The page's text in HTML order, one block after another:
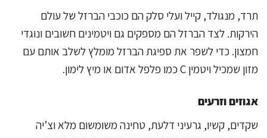
תרד, מנגולד, קייל ועלי סלק הם כוכבי הברזל של עולם
הירקות. לצד הברזל הם מספקים גם ויטמינים חשובים ונוגדי
חמצון. כדי לשפר את ספיגת הברזל מומלץ לשלב אותם עם
מזון שמכיל ויטמין C כמו פלפל אדום או מיץ לימון.
אגוזים וזרעים
שקדים, קשיו, גרעיני דלעת, טחינה משומשום מלא וצ’יה